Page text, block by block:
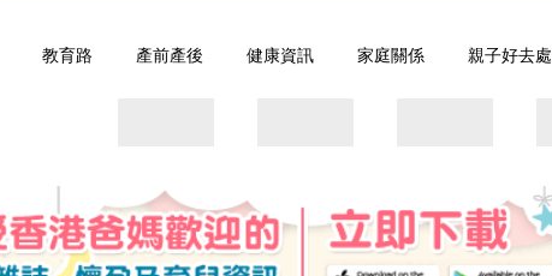
教育路 產前產後 健康資訊 家庭關係 親子好去處